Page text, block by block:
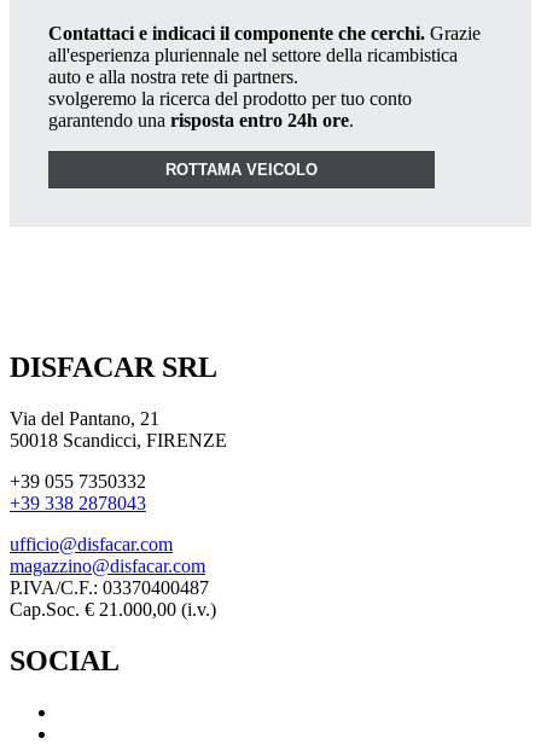
Contattaci e indicaci il componente che cerchi. Grazie
all'esperienza pluriennale nel settore della ricambistica
auto e alla nostra rete di partners.
svolgeremo la ricerca del prodotto per tuo conto
garantendo una risposta entro 24h ore.
ROTTAMA VEICOLO
DISFACAR SRL
Via del Pantano, 21
50018 Scandicci, FIRENZE
+39 055 7350332
+39 338 2878043
ufficio@disfacar.com
magazzino@disfacar.com
P.IVA/C.F.: 03370400487
Cap.Soc. € 21.000,00 (i.v.)
SOCIAL